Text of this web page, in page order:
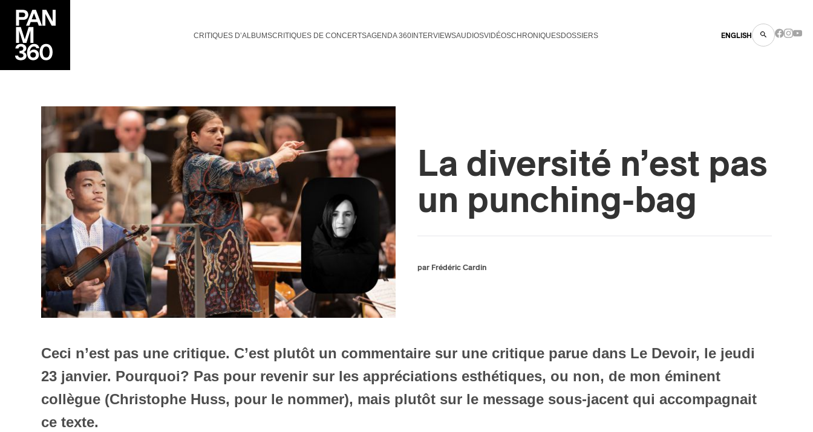
CRITIQUES D’ALBUMSCRITIQUES DE CONCERTSAGENDA 360INTERVIEWSAUDIOSVIDÉOSCHRONIQUESDOSSIERS ENGLISH
La diversité n’est pas
un punching-bag
par Frédéric Cardin
Ceci n’est pas une critique. C’est plutôt un commentaire sur une critique parue dans Le Devoir, le jeudi
23 janvier. Pourquoi? Pas pour revenir sur les appréciations esthétiques, ou non, de mon éminent
collègue (Christophe Huss, pour le nommer), mais plutôt sur le message sous-jacent qui accompagnait
ce texte.